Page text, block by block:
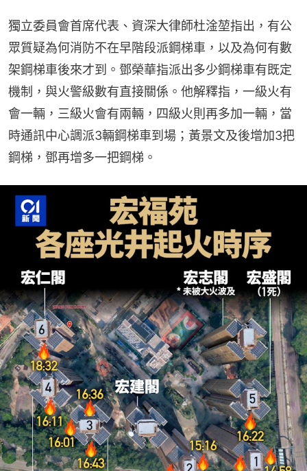
獨立委員會首席代表、資深大律師杜淦堃指出，有公
眾質疑為何消防不在早階段派鋼梯車，以及為何有數
架鋼梯車後來才到。鄧榮華指派出多少鋼梯車有既定
機制，與火警級數有直接關係。他解釋指，一級火有
會一輛，三級火會有兩輛，四級火則再多加一輛，當
時通訊中心調派3輛鋼梯車到場；黃景文及後增加3把
鋼梯，鄧再增多一把鋼梯。